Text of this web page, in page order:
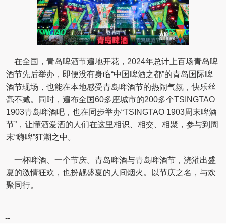
在全国，青岛啤酒节遍地开花，2024年总计上百场青岛啤
酒节先后举办，即便没有身临“中国啤酒之都”的青岛国际啤
酒节现场，也能在本地感受青岛啤酒节的热闹气氛，快乐丝
毫不减。同时，遍布全国60多座城市的200多个TSINGTAO
1903青岛啤酒吧，也在同步举办“TSINGTAO 1903周末啤酒
节”，让懂酒爱酒的人们在这里相识、相交、相聚，参与到周
末“嗨啤”狂潮之中。
一杯啤酒、一个节庆。青岛啤酒与青岛啤酒节，浇灌出盛
夏的激情狂欢，也扮靓盛夏的人间烟火。以节庆之名，与欢
聚同行。
--